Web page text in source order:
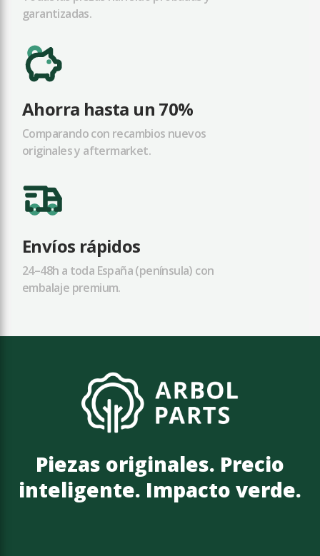
garantizadas.
Ahorra hasta un 70%
Comparando con recambios nuevos
originales y aftermarket.
Envíos rápidos
24–48h a toda España (península) con
embalaje premium.
Piezas originales. Precio
inteligente. Impacto verde.